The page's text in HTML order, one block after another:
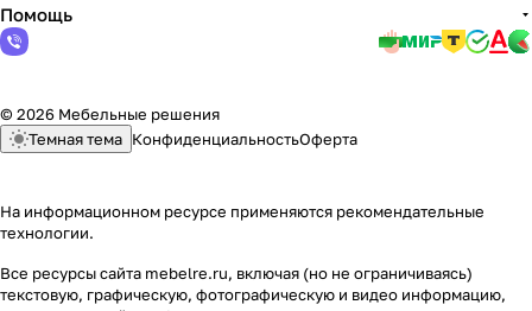
Помощь
© 2026 Мебельные решения
Темная тема КонфиденциальностьОферта
На информационном ресурсе применяются рекомендательные
технологии.
Все ресурсы сайта mebelre.ru, включая (но не ограничиваясь)
текстовую, графическую, фотографическую и видео информацию,